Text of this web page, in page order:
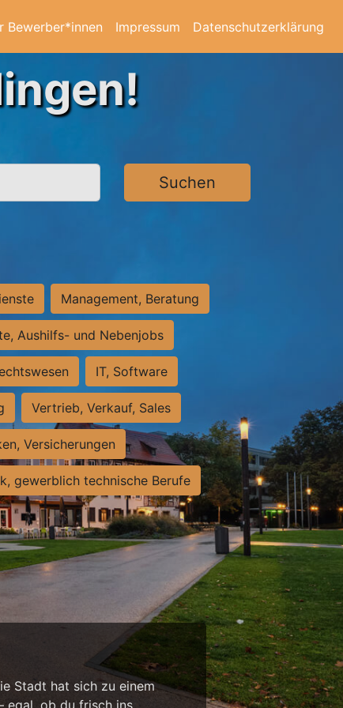
Bewerber*innen Impressum Datenschutzerklärung
Suchen
Management, Beratung
Aushilfs- und Nebenjobs
IT, Software
Vertrieb, Verkauf, Sales
Versicherungen
gewerblich technische Berufe
Stadt hat sich zu einem